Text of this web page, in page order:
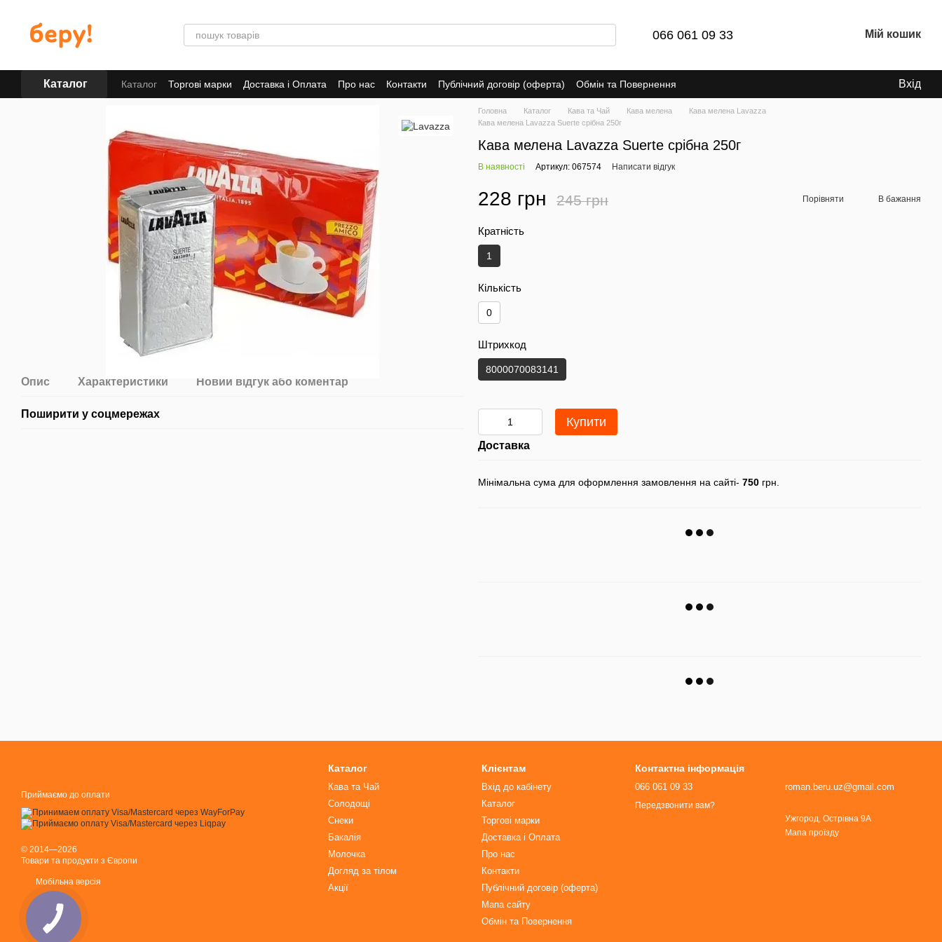
066 061 09 33 Мій кошик
Каталог Каталог Торгові марки Доставка і Оплата Про нас Контакти Публічний договір (оферта) Обмін та Повернення Вхід
Опис Характеристики Новий відгук або коментар
Поширити у соцмережах
Головна Каталог Кава та Чай Кава мелена
Кава мелена Lavazza
Кава мелена Lavazza Suerte срібна 250г
Кава мелена Lavazza Suerte срібна 250г
В наявності Артикул: 067574 Написати відгук
228 грн 245 грн Порівняти В бажання
Кратність
1
Кількість
0
Штрихкод
8000070083141
Купити
Доставка
Мінімальна сума для оформлення замовлення на сайті- 750 грн.
Приймаємо до оплати
© 2014—2026
Товари та продукти з Європи
Мобільна версія
Каталог
Кава та Чай
Солодощі
Снеки
Бакалія
Молочка
Догляд за тілом
Акції
Клієнтам
Вхід до кабінету
Каталог
Торгові марки
Доставка і Оплата
Про нас
Контакти
Публічний договір (оферта)
Мапа сайту
Обмін та Повернення
Контактна інформація
066 061 09 33
Передзвонити вам?
roman.beru.uz@gmail.com
Ужгород, Острівна 9А
Мапа проїзду